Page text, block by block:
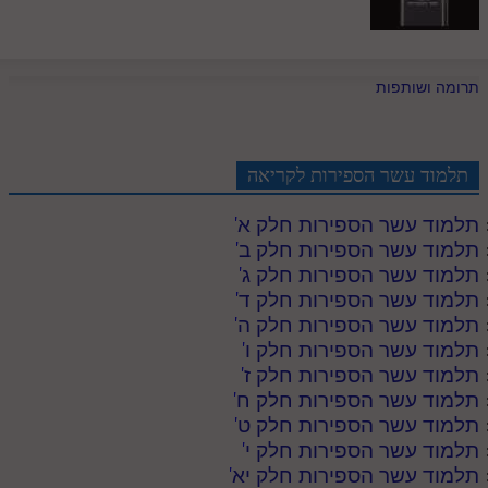
חלק יב
חלק יד
חלק ט"ז
בית שער הכוונות
שידור חי
הזמן סט תע"ס
הזמן סט תלמוד עשר הספירות
ספרים להורדה
תרומה ושותפות
תלמוד עשר הספירות לקריאה
תלמוד עשר הספירות חלק א'
תלמוד עשר הספירות חלק ב'
תלמוד עשר הספירות חלק ג'
תלמוד עשר הספירות חלק ד'
תלמוד עשר הספירות חלק ה'
תלמוד עשר הספירות חלק ו'
תלמוד עשר הספירות חלק ז'
תלמוד עשר הספירות חלק ח'
תלמוד עשר הספירות חלק ט'
תלמוד עשר הספירות חלק י'
תלמוד עשר הספירות חלק יא'